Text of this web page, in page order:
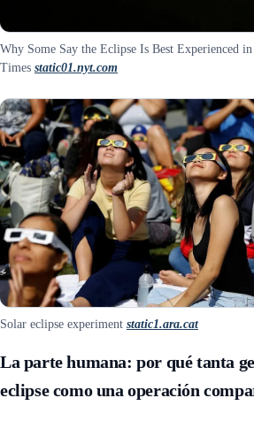
Why Some Say the Eclipse Is Best Experienced
Times static01.nyt.com
Solar eclipse experiment static1.ara.cat
La parte humana: por qué tanta
eclipse como una operación